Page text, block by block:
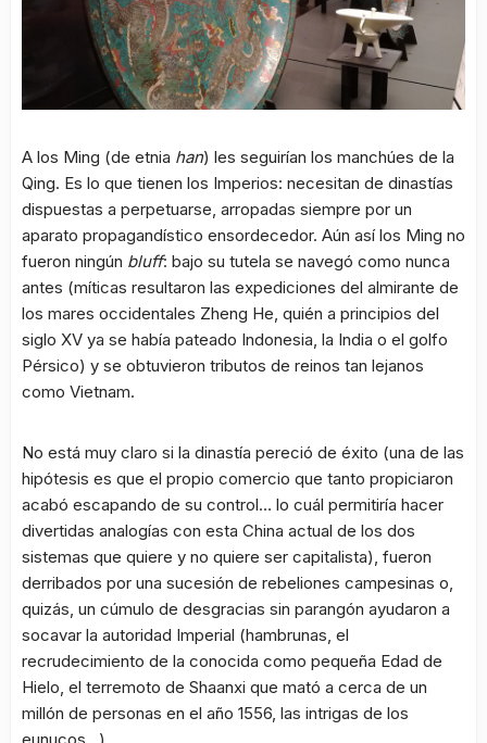
A los Ming (de etnia han) les seguirían los manchúes de la
Qing. Es lo que tienen los Imperios: necesitan de dinastías
dispuestas a perpetuarse, arropadas siempre por un
aparato propagandístico ensordecedor. Aún así los Ming no
fueron ningún bluff: bajo su tutela se navegó como nunca
antes (míticas resultaron las expediciones del almirante de
los mares occidentales Zheng He, quién a principios del
siglo XV ya se había pateado Indonesia, la India o el golfo
Pérsico) y se obtuvieron tributos de reinos tan lejanos
como Vietnam.
No está muy claro si la dinastía pereció de éxito (una de las
hipótesis es que el propio comercio que tanto propiciaron
acabó escapando de su control… lo cuál permitiría hacer
divertidas analogías con esta China actual de los dos
sistemas que quiere y no quiere ser capitalista), fueron
derribados por una sucesión de rebeliones campesinas o,
quizás, un cúmulo de desgracias sin parangón ayudaron a
socavar la autoridad Imperial (hambrunas, el
recrudecimiento de la conocida como pequeña Edad de
Hielo, el terremoto de Shaanxi que mató a cerca de un
millón de personas en el año 1556, las intrigas de los